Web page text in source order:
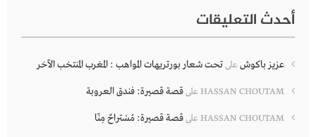
أحدث التعليقات
عزيز باكوش علىتحت شعار بورتريهات المواهب : المغرب المنتخب الآخر
HASSAN CHOUTAM علىقصة قصيرة: فندق العروبة
HASSAN CHOUTAM علىقصة قصيرة: مُسْتراحٌ مِنّا